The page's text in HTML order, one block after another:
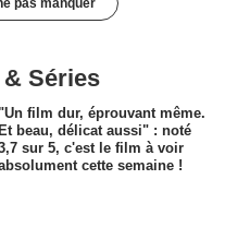
pas manquer
Séries
film dur, éprouvant même.
Et beau, délicat aussi" : noté
sur 5, c'est le film à voir
cette semaine !